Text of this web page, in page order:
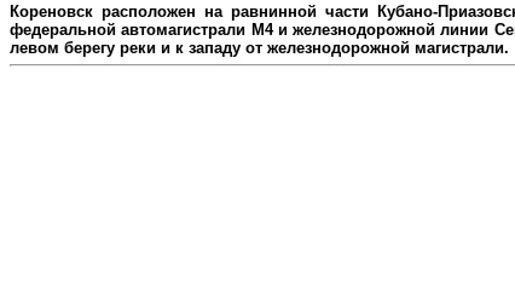
Кореновск расположен на равнинной части Кубано-
федеральной автомагистрали М4 и железнодорожной линии
левом берегу реки и к западу от железнодорожной магистрали.